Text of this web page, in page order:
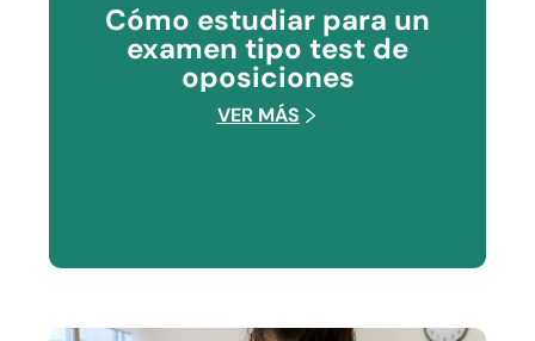
Cómo estudiar para un
examen tipo test de
oposiciones
VER MÁS